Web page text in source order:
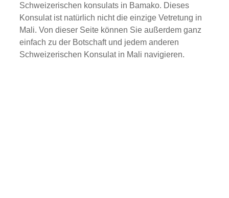
Schweizerischen konsulats in Bamako. Dieses
Konsulat ist natürlich nicht die einzige Vetretung in
Mali. Von dieser Seite können Sie außerdem ganz
einfach zu der Botschaft und jedem anderen
Schweizerischen Konsulat in Mali navigieren.